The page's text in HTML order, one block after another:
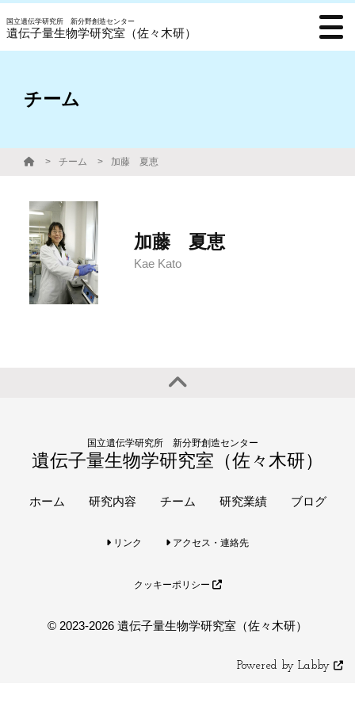
国立遺伝学研究所 新分野創造センター
遺伝子量生物学研究室（佐々木研）
チーム
チーム 加藤 夏恵
加藤 夏恵
Kae Kato
国立遺伝学研究所 新分野創造センター
遺伝子量生物学研究室（佐々木研）
ホーム 研究内容 チーム 研究業績 ブログ
リンク アクセス・連絡先
クッキーポリシー
© 2023-2026 遺伝子量生物学研究室（佐々木研）
Powered by Labby